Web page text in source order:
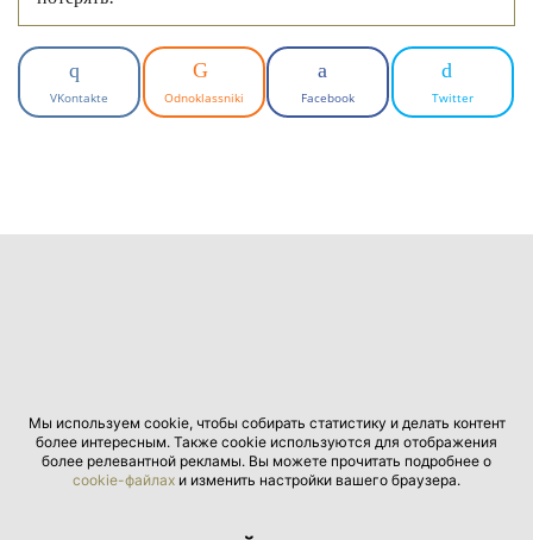
VKontakte Odnoklassniki Facebook Twitter
Мы используем cookie, чтобы собирать статистику и делать контент
более интересным. Также cookie используются для отображения
более релевантной рекламы. Вы можете прочитать подробнее о
cookie-файлах и изменить настройки вашего браузера.